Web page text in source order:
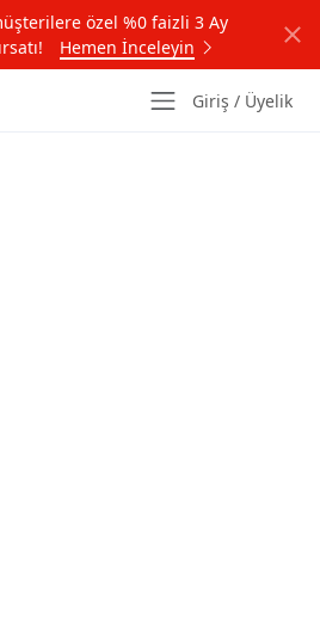
özel %0 faizli 3 Ay
Hemen İnceleyin
Giriş / Üyelik